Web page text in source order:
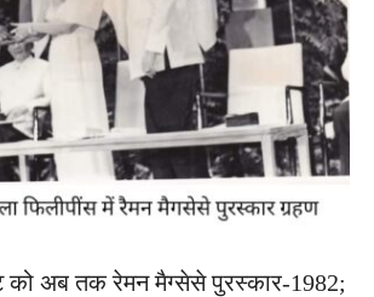
को अब तक रेमन मैग्सेसे पुरस्कार-1982;